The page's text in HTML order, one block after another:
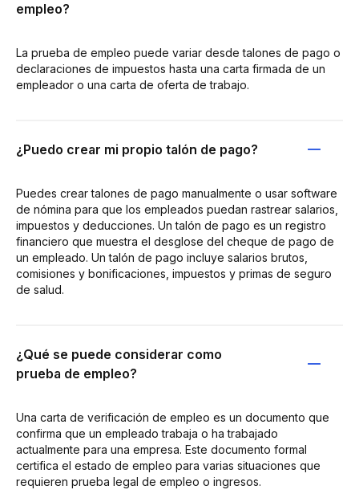
empleo?
La prueba de empleo puede variar desde talones de pago o
declaraciones de impuestos hasta una carta firmada de un
empleador o una carta de oferta de trabajo.
¿Puedo crear mi propio talón de pago?
Puedes crear talones de pago manualmente o usar software
de nómina para que los empleados puedan rastrear salarios,
impuestos y deducciones. Un talón de pago es un registro
financiero que muestra el desglose del cheque de pago de
un empleado. Un talón de pago incluye salarios brutos,
comisiones y bonificaciones, impuestos y primas de seguro
de salud.
¿Qué se puede considerar como
prueba de empleo?
Una carta de verificación de empleo es un documento que
confirma que un empleado trabaja o ha trabajado
actualmente para una empresa. Este documento formal
certifica el estado de empleo para varias situaciones que
requieren prueba legal de empleo o ingresos.